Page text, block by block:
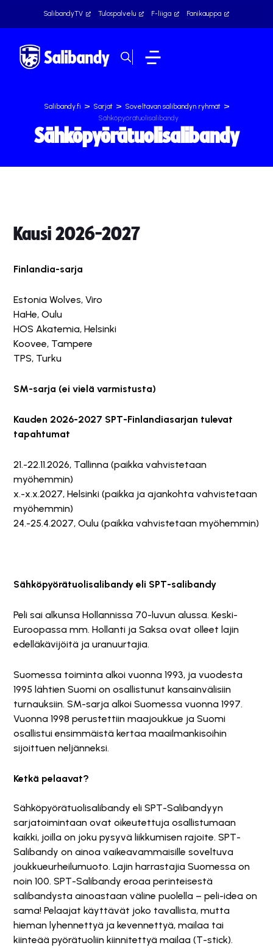
SalibandyTV Tulospalvelu F-liiga Fanikauppa
Salibandy.fi > Sarjat > Soveltavan salibandyn ryhmät >
Sähköpyörätuolisalibandy
Sähköpyörätuolisalibandy
Kausi 2026-2027
Finlandia-sarja
Estonia Wolves, Viro
HaHe, Oulu
HOS Akatemia, Helsinki
Koovee, Tampere
TPS, Turku
SM-sarja (ei vielä varmistusta)
Kauden 2026-2027 SPT-Finlandiasarjan tulevat
tapahtumat
21.-22.11.2026, Tallinna (paikka vahvistetaan
myöhemmin)
x.-x.x.2027, Helsinki (paikka ja ajankohta vahvistetaan
myöhemmin)
24.-25.4.2027, Oulu (paikka vahvistetaan myöhemmin)
Sähköpyörätuolisalibandy eli SPT-salibandy
Peli sai alkunsa Hollannissa 70-luvun alussa. Keski-
Euroopassa mm. Hollanti ja Saksa ovat olleet lajin
edelläkävijöitä ja uranuurtajia.
Suomessa toiminta alkoi vuonna 1993, ja vuodesta
1995 lähtien Suomi on osallistunut kansainvälisiin
turnauksiin. SM-sarja alkoi Suomessa vuonna 1997.
Vuonna 1998 perustettiin maajoukkue ja Suomi
osallistui ensimmäistä kertaa maailmankisoihin
sijoittuen neljänneksi.
Ketkä pelaavat?
Sähköpyörätuolisalibandy eli SPT-Salibandyyn
sarjatoimintaan ovat oikeutettuja osallistumaan
kaikki, joilla on joku pysyvä liikkumisen rajoite. SPT-
Salibandy on ainoa vaikeavammaisille soveltuva
joukkueurheilumuoto. Lajin harrastajia Suomessa on
noin 100. SPT-Salibandy eroaa perinteisestä
salibandysta ainoastaan väline puolella – peli-idea on
sama! Pelaajat käyttävät joko tavallista, mutta
hieman lyhennettyä ja kevennettyä, mailaa tai
kiinteää pyörätuoliin kiinnitettyä mailaa (T-stick).